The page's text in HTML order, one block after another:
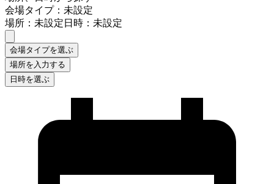
会場タイプ：未設定
場所：未設定日時：未設定
会場タイプを選ぶ
場所を入力する
日時を選ぶ